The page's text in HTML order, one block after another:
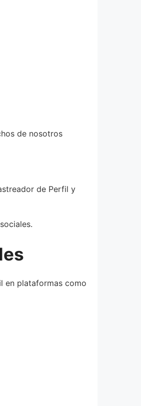
de nosotros
de Perfil y
en plataformas como